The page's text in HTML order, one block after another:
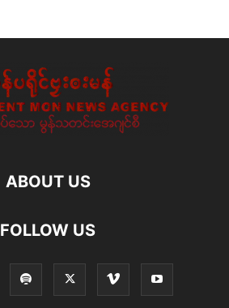
ABOUT US
FOLLOW US